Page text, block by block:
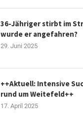
36-Jähriger stirbt im
wurde er angefahren?
29. Juni 2025
++Aktuell: Intensive
rund um Weitefeld++
17. April 2025